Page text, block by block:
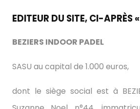
EDITEUR DU SITE, CI-APRÈS
BEZIERS INDOOR PADEL
SASU au capital de 1.000 euros,
dont le siège social est à